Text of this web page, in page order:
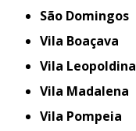
São Domingos
Vila Boaçava
Vila Leopoldina
Vila Madalena
Vila Pompeia